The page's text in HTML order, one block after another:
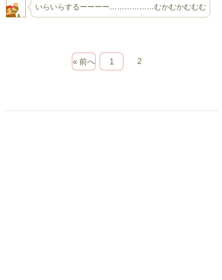
いらいらするーーーー………………むかむかむむむ
« 前へ 1 2